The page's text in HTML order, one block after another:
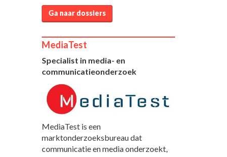
Ga naar dossiers
MediaTest
Specialist in media- en
communicatieonderzoek
MediaTest is een
marktonderzoeksbureau dat
communicatie en media onderzoekt,